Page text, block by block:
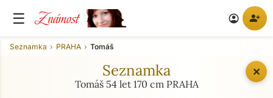
☰ Známost account_circle person_add
✕
Seznamka PRAHA Tomáš
Seznamka
Tomáš 54 let 170 cm PRAHA